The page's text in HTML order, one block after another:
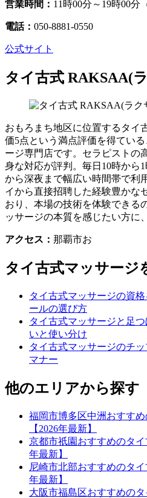
営業時間： 11時00分～19時00分
電話： 050-8881-0550
公式サイト
タイ古式 RAKSAA(
おもろまち地区に位置するタイ
価5点という満点評価を得てい
ージ専門店です。セラピストの
身な対応が評判。毎日10時から
から深夜まで幅広い時間帯で利
イから直接招聘した経験豊かな
おり、本場の技術を体験できる
ッサージの本質を感じたい方に
アクセス： 那覇市お
タイ古式マッサージ
タイ古式マッサージの資
ールの選び方
タイ古式マッサージと足
いと使い分け
タイ古式マッサージのチ
マナー
他のエリアから探す
福岡市博多区中洲おすす
【2026年最新】
京都市祇園おすすめのタ
年最新】
尼崎市北部おすすめのタ
年最新】
大阪市福島区おすすめの